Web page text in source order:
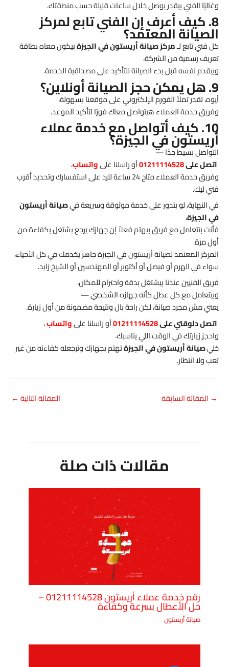
وغالبًا الفني بيقدر يوصل خلال ساعات قليلة حسب منطقتك.
8. كيف أعرف إن الفني تابع لمركز
الصيانة المعتمد؟
كل فني تابع لـمركز صيانة أريستون في الجيزةبيكون معاه بطاقة
تعريف رسمية من الشركة،
وبيقدم نفسه قبل بدء الصيانة للتأكيد على مصداقية الخدمة.
9. هل يمكن حجز الصيانة أونلاين؟
أيوه، تقدر تملأ الفورم الإلكتروني على موقعنا بسهولة،
وفريق خدمة العملاء هيتواصل معاك فورًا لتأكيد الموعد.
10. كيف أتواصل مع خدمة عملاء
أريستون في الجيزة؟
التواصل بسيط جدًا —
اتصل على01211114528أو راسلنا علىواتساب،
وفريق خدمة العملاء متاح 24 ساعة للرد على استفسارك وتحديد أقرب
فني ليك.
في النهاية، لو بتدور على خدمة موثوقة وسريعة فيصيانة أريستون
في الجيزة،
فأنت بتتعامل مع فريق بيهتم فعلاً إن جهازك يرجع يشتغل بكفاءة من
أول مرة.
المركز المعتمد لصيانة أريستون في الجيزة جاهز يخدمك في كل الأحياء،
سواء في الهرم أو فيصل أو أكتوبر أو المهندسين أو الشيخ زايد.
فريق الفنيين عندنا بيشتغل بدقة واحترام للمكان،
وبيتعامل مع كل عطل كأنه جهازه الشخصي —
يعني مش مجرد صيانة، لكن راحة بال ونتيجة مضمونة من أول زيارة.
اتصل دلوقتي على01211114528أو راسلنا علىواتساب،
واحجز زيارتك في الوقت اللي يناسبك.
خليصيانة أريستون في الجيزةتهتم بجهازك وترجعله كفاءته من غير
تعب ولا انتظار.
→ المقالة السابقة المقالة التالية ←
مقالات ذات صلة
رقم خدمة عملاء أريستون 01211114528 –
حل الأعطال بسرعة وكفاءة
صيانة أريستون